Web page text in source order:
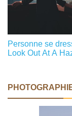
Personne se
Look Out At A